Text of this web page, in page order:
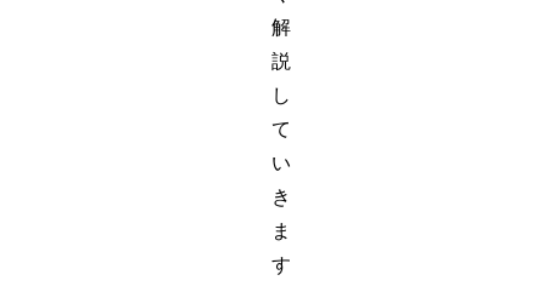
解
説
し
て
い
き
ま
す